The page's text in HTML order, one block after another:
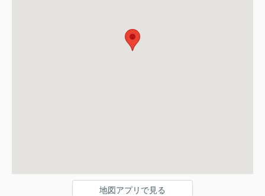
地図アプリで見る